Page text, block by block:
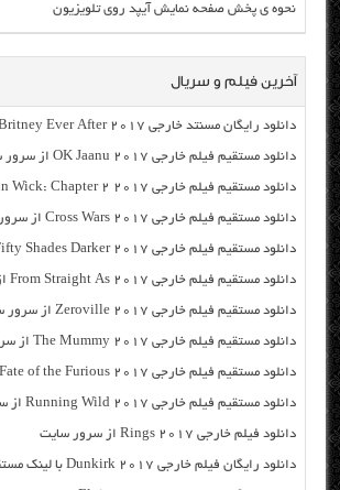
نحوه ی پخش صفحه نمایش آیپد روی تلویزیون
آخرین فیلم و سریال
دانلود رایگان مسنتد خارجی Britney Ever After 2017 با لینک مستقیم
دانلود مستقیم فیلم خارجی OK Jaanu 2017 از سرور سایت
دانلود مستقیم فیلم خارجی John Wick: Chapter 2 2017 از سرور سایت
دانلود مستقیم فیلم خارجی Cross Wars 2017 از سرور سایت
دانلود مستقیم فیلم خارجی Fifty Shades Darker 2017 از سرور سایت
دانلود مستقیم فیلم خارجی From Straight As 2017 از سرور سایت
دانلود مستقیم فیلم خارجی Zeroville 2017 از سرور سایت
دانلود مستقیم فیلم خارجی The Mummy 2017 از سرور سایت
دانلود مستقیم فیلم خارجی The Fate of the Furious 2017 از سرور سایت
دانلود مستقیم فیلم خارجی Running Wild 2017 از سرور سایت
دانلود فیلم خارجی Rings 2017 از سرور سایت
دانلود رایگان فیلم خارجی Dunkirk 2017 با لینک مستقیم